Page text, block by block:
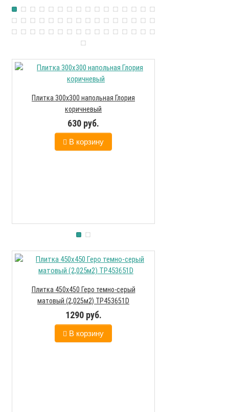
Плитка 300х300 напольная Глория
коричневый
630 руб.
В корзину
Плитка 450х450 Геро темно-серый
матовый (2,025м2) ТР453651D
1290 руб.
В корзину